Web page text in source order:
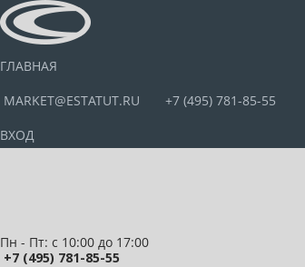
ГЛАВНАЯ
MARKET@ESTATUT.RU
+7 (495) 781-85-55
ВХОД
Пн - Пт: с 10:00 до 17:00
+7 (495) 781-85-55